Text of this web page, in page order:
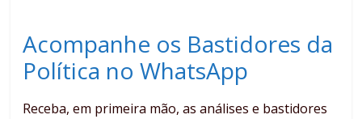
Acompanhe os Bastidores da
Política no WhatsApp
Receba, em primeira mão, as análises e bastidores